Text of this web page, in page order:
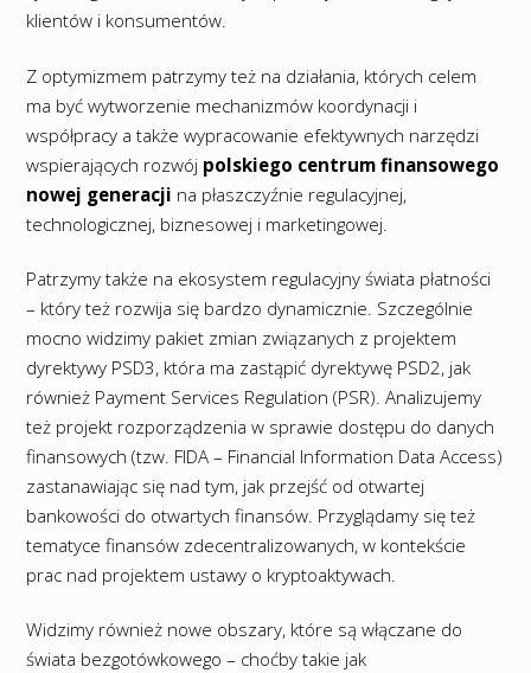
klientów i konsumentów.
Z optymizmem patrzymy też na działania, których celem
ma być wytworzenie mechanizmów koordynacji i
współpracy a także wypracowanie efektywnych narzędzi
wspierających rozwój polskiego centrum finansowego
nowej generacji na płaszczyźnie regulacyjnej,
technologicznej, biznesowej i marketingowej.
Patrzymy także na ekosystem regulacyjny świata płatności
– który też rozwija się bardzo dynamicznie. Szczególnie
mocno widzimy pakiet zmian związanych z projektem
dyrektywy PSD3, która ma zastąpić dyrektywę PSD2, jak
również Payment Services Regulation (PSR). Analizujemy
też projekt rozporządzenia w sprawie dostępu do danych
finansowych (tzw. FIDA – Financial Information Data Access)
zastanawiając się nad tym, jak przejść od otwartej
bankowości do otwartych finansów. Przyglądamy się też
tematyce finansów zdecentralizowanych, w kontekście
prac nad projektem ustawy o kryptoaktywach.
Widzimy również nowe obszary, które są włączane do
świata bezgotówkowego – choćby takie jak